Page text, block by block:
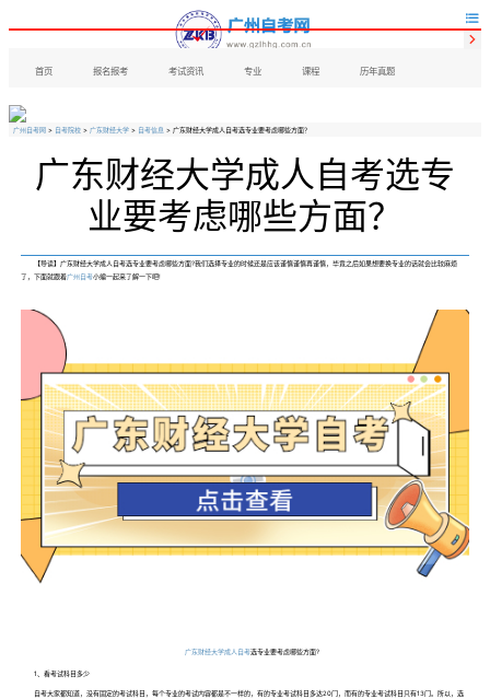

首页 报名报考 考试资讯 专业 课程 历年真题

广州自考网 > 自考院校 > 广东财经大学 > 自考信息 > 广东财经大学成人自考选专业要考虑哪些方面？
广东财经大学成人自考选专
业要考虑哪些方面？
【导读】广东财经大学成人自考选专业要考虑哪些方面?我们选择专业的时候还是应该谨慎谨慎再谨慎，毕竟之后如果想要换专业的话就会比较麻烦
了，下面就跟着广州自考小编一起来了解一下吧!
广东财经大学成人自考选专业要考虑哪些方面?
1、看考试科目多少
自考大家都知道，没有固定的考试科目，每个专业的考试内容都是不一样的，有的专业考试科目多达20门，而有的专业考试科目只有13门。所以，选